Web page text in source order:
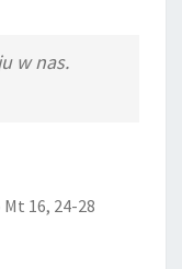
w nas.
Mt 16, 24-28